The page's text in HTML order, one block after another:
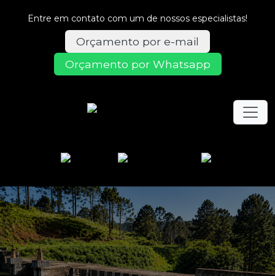
Entre em contato com um de nossos especialistas!
Orçamento por e-mail
Orçamento por Whatsapp